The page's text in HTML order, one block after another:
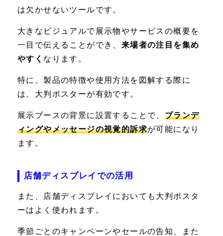
は欠かせないツールです。
大きなビジュアルで展示物やサービスの概要を
一目で伝えることができ、 来場者の注目を集め
やすく なります。
特に、製品の特徴や使用方法を図解する際に
は、大判ポスターが有効です。
展示ブースの背景に設置することで、 ブランデ
ィングやメッセージの視覚的訴求が可能になり
ます。
店舗ディスプレイでの活用
また、店舗ディスプレイにおいても大判ポスタ
ーはよく使われます。
季節ごとのキャンペーンやセールの告知、また